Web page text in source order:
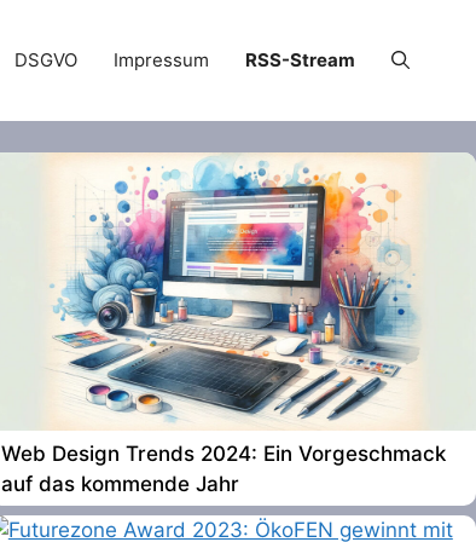
DSGVO Impressum RSS-Stream
Web Design Trends 2024: Ein Vorgeschmack
auf das kommende Jahr